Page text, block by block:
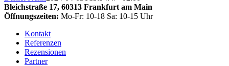
Bleichstraße 17, 60313 Frankfurt am Main
Öffnungszeiten: Mo-Fr: 10-18 Sa: 10-15 Uhr
Kontakt
Referenzen
Rezensionen
Partner